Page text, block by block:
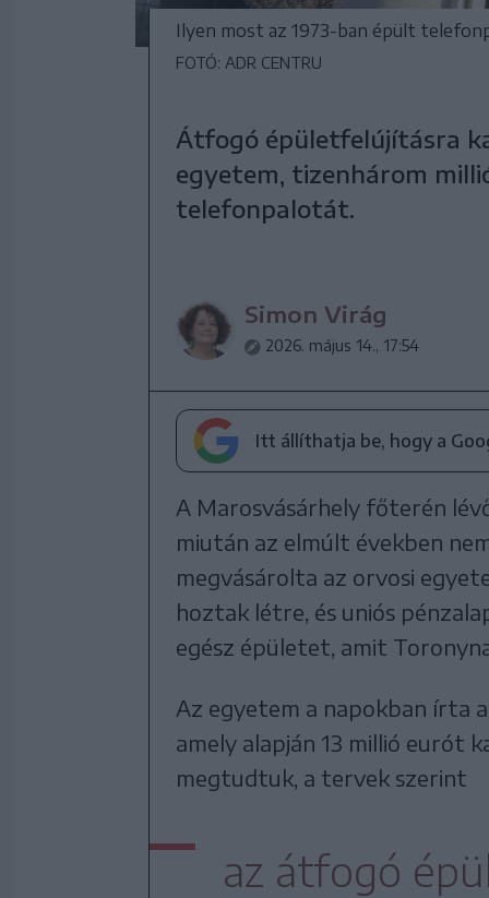
Ilyen most az 1973-ban épült
FOTÓ: ADR CENTRU
Átfogó épületfelújításra
egyetem, tizenhárom
telefonpalotát.
Simon Virág
2026. május 14., 17:54
Itt állíthatja be, hogy a
A Marosvásárhely főterén
miután az elmúlt években
megvásárolta az orvosi
hoztak létre, és uniós
egész épületet, amit
Az egyetem a napokban írta
amely alapján 13 millió eurót
megtudtuk, a tervek szerint
az átfogó